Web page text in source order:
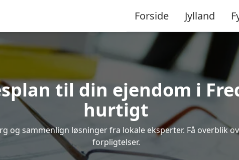
Forside Jylland
til din ejendom i
hurtigt
og sammenlign løsninger fra lokale eksperter. Få overblik
forpligtelser.